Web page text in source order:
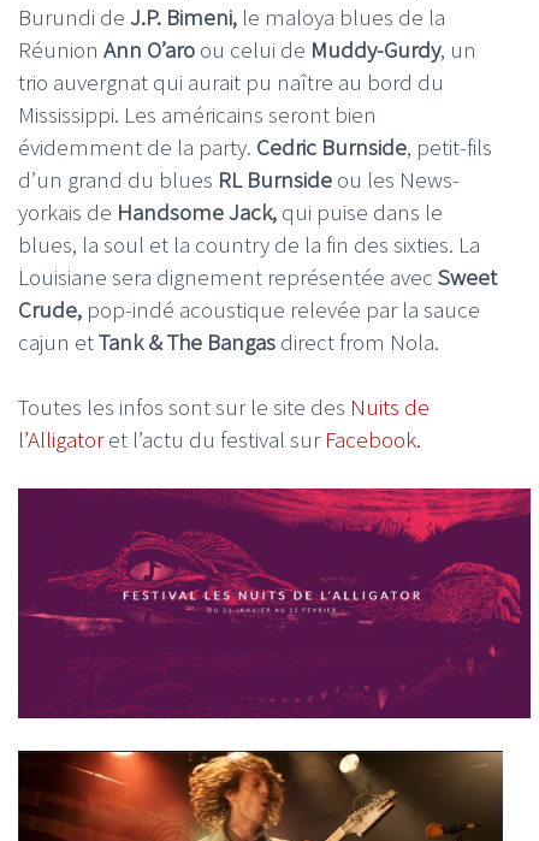
Burundi de J.P. Bimeni, le maloya blues de la
Réunion Ann O’aro ou celui de Muddy-Gurdy, un
trio auvergnat qui aurait pu naître au bord du
Mississippi. Les américains seront bien
évidemment de la party. Cedric Burnside, petit-fils
d’un grand du blues RL Burnside ou les News-
yorkais de Handsome Jack, qui puise dans le
blues, la soul et la country de la fin des sixties. La
Louisiane sera dignement représentée avec Sweet
Crude, pop-indé acoustique relevée par la sauce
cajun etTank & The Bangas direct from Nola.
Toutes les infos sont sur le site des Nuits de
l’Alligatoret l’actu du festival sur Facebook.